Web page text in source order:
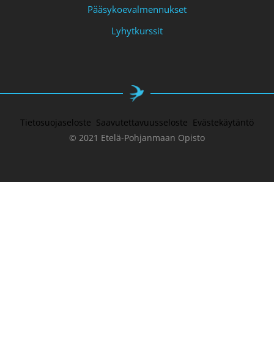
Pääsykoevalmennukset
Lyhytkurssit
Tietosuojaseloste Saavutettavuusseloste Evästekäytäntö
© 2021 Etelä-Pohjanmaan Opisto